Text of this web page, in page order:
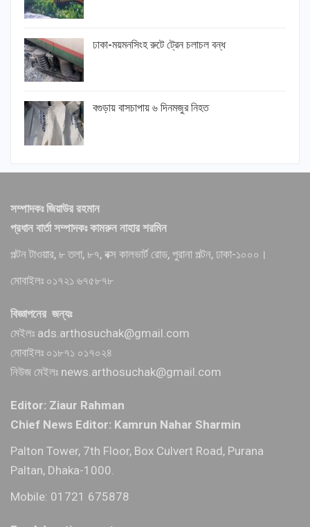
ঢাকা-ময়মনসিংহ রুটে ট্রেন চলাচল বন্ধ
বগুড়ায় বাসচাপায় ৬ দিনমজুর নিহত
সম্পাদকঃ জিয়াউর রহমান
প্রধান বার্তা সম্পাদকঃ কামরুন নাহার শরমিন
পল্টন টাওয়ার, ৮ তলা, ৮৭, বক্স কালভার্ট রোড, পুরানা পল্টন, ঢাকা-১০০০।
মোবাইলঃ ০১৭২১ ৬৭৫৮৭৮
বিজ্ঞাপনের জন্যঃ
মেইলঃ ads.arthosuchak@gmail.com
মোবাইলঃ ০১৮৭১ ০১৭০২৪
নিউজ মেইলঃ news.arthosuchak@gmail.com
Editor: Ziaur Rahman
Chief News Editor: Kamrun Nahar Sharmin
Palton Tower, 7th Floor, Box Culvert Road, Purana
Paltan, Dhaka-1000.
Mobile: 01721 675878